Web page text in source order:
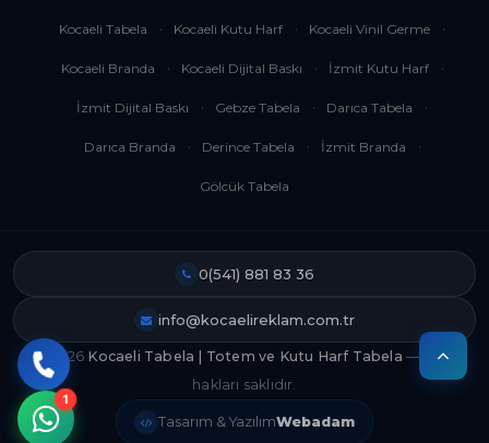
Kocaeli Tabela Kocaeli Kutu Harf Kocaeli Vinil Germe
Kocaeli Branda Kocaeli Dijital Baskı İzmit Kutu Harf
İzmit Dijital Baskı Gebze Tabela Darıca Tabela
Darıca Branda Derince Tabela İzmit Branda
Gölcük Tabela
0(541) 881 83 36
info@kocaelireklam.com.tr
© 2026 Kocaeli Tabela | Totem ve Kutu Harf Tabela — Tüm
hakları saklıdır.
Tasarım & YazılımWebadam